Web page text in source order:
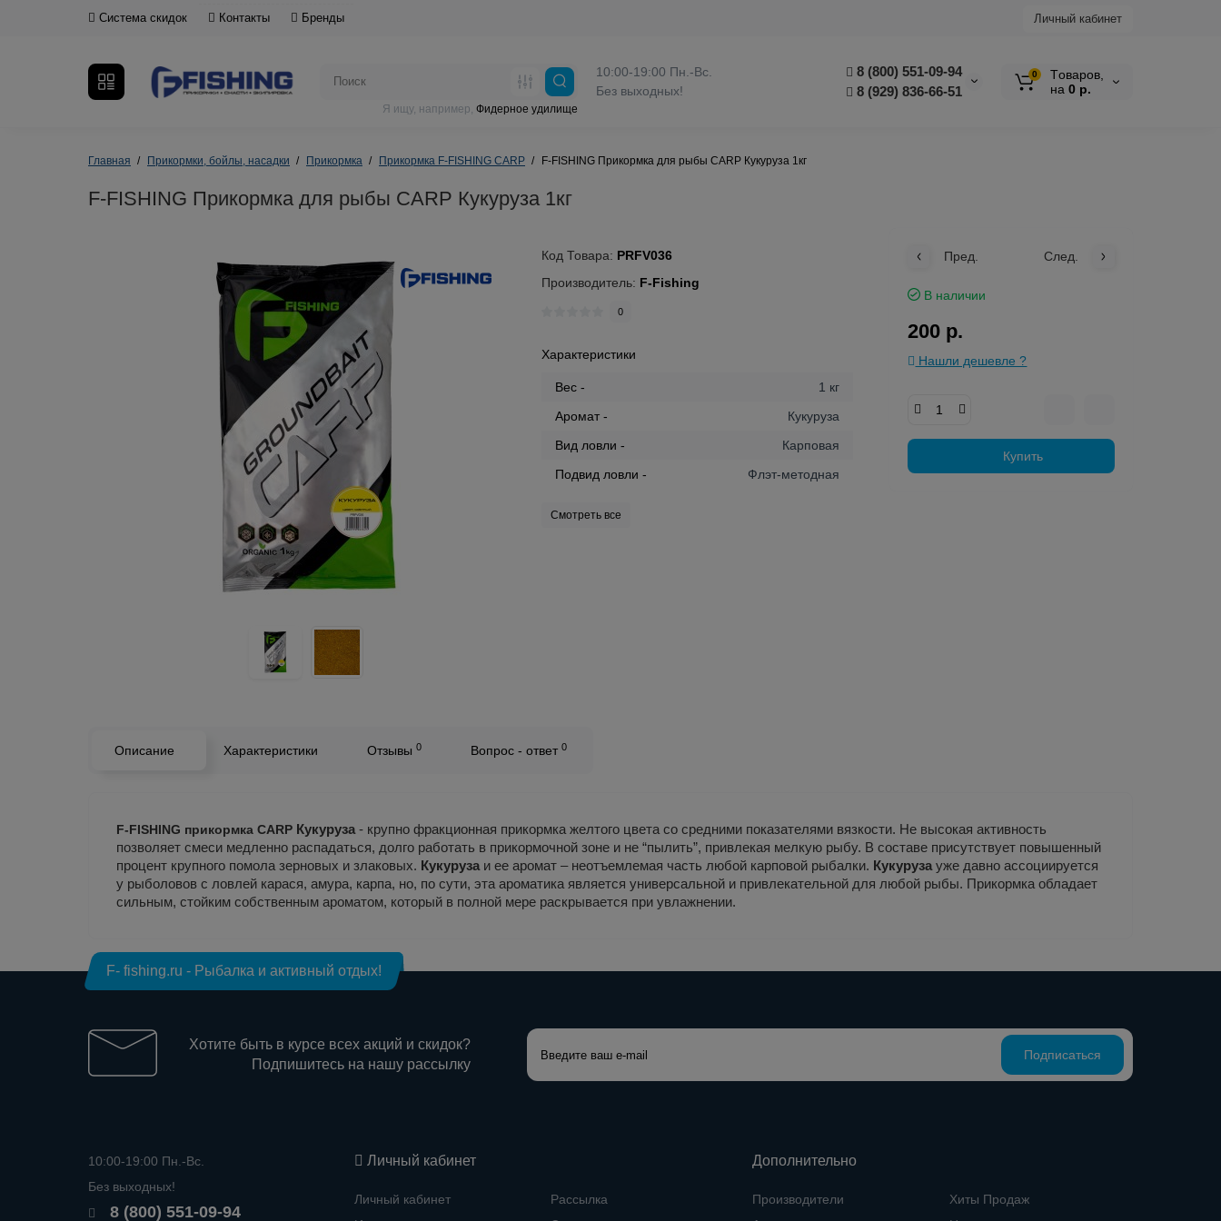
Система скидок Контакты Бренды Личный кабинет
10:00-19:00 Пн.-Вс.
Без выходных!
8 (800) 551-09-94
8 (929) 836-66-51
Я ищу, например, Фидерное удилище
0
Tоваров,
на 0 р.
Главная Прикормки, бойлы, насадки Прикормка Прикормка F-FISHING CARP F-FISHING Прикормка для рыбы CARP Кукуруза 1кг
F-FISHING Прикормка для рыбы CARP Кукуруза 1кг
Код Товара: PRFV036
Производитель: F-Fishing
0
Характеристики
Вес -
1 кг
Аромат -
Кукуруза
Вид ловли -
Карповая
Подвид ловли -
Флэт-методная
Смотреть все
Пред. След.
В наличии
200 р.
Нашли дешевле ?
Купить
Описание Характеристики Отзывы 0 Вопрос - ответ 0
F-FISHING прикормка CARP Кукуруза - крупно фракционная прикормка желтого цвета со средними показателями вязкости. Не высокая активность
позволяет смеси медленно распадаться, долго работать в прикормочной зоне и не “пылить”, привлекая мелкую рыбу. В составе присутствует повышенный
процент крупного помола зерновых и злаковых. Кукуруза и ее аромат – неотъемлемая часть любой карповой рыбалки. Кукуруза уже давно ассоциируется
у рыболовов с ловлей карася, амура, карпа, но, по сути, эта ароматика является универсальной и привлекательной для любой рыбы. Прикормка обладает
сильным, стойким собственным ароматом, который в полной мере раскрывается при увлажнении.
F- fishing.ru - Рыбалка и активный отдых!
Хотите быть в курсе всех акций и скидок?
Подпишитесь на нашу рассылку
Подписаться
10:00-19:00 Пн.-Вс.
Без выходных!
8 (800) 551-09-94
Личный кабинет
Личный кабинет
Рассылка
Дополнительно
Производители
Хиты Продаж